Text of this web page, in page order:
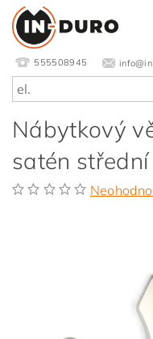
555508945
Nábytkový
satén střední